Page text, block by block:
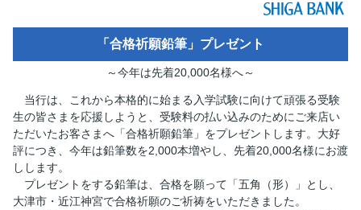
「合格祈願鉛筆」プレゼント
～今年は先着20,000名様へ～
当行は、これから本格的に始まる入学試験に向けて頑張る受験
生の皆さまを応援しようと、受験料の払い込みのためにご来店い
ただいたお客さまへ「合格祈願鉛筆」をプレゼントします。大好
評につき、今年は鉛筆数を2,000本増やし、先着20,000名様にお渡
しします。
プレゼントをする鉛筆は、合格を願って「五角（形）」とし、
大津市・近江神宮で合格祈願のご祈祷をいただきました。